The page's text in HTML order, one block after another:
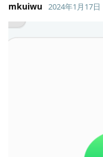
mkuiwu 2024年1月17日